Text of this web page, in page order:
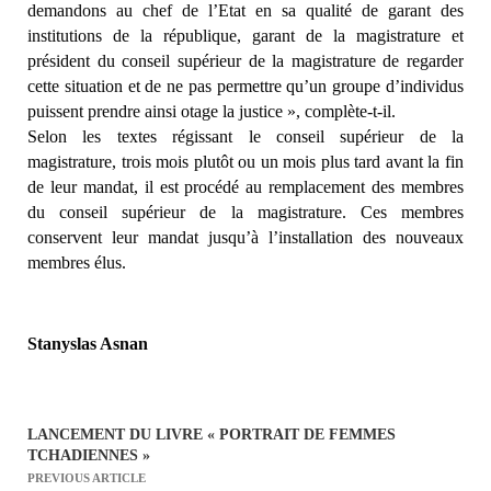
demandons au chef de l’Etat en sa qualité de garant des
institutions de la république, garant de la magistrature et
président du conseil supérieur de la magistrature de regarder
cette situation et de ne pas permettre qu’un groupe d’individus
puissent prendre ainsi otage la justice », complète-t-il.
Selon les textes régissant le conseil supérieur de la
magistrature, trois mois plutôt ou un mois plus tard avant la fin
de leur mandat, il est procédé au remplacement des membres
du conseil supérieur de la magistrature. Ces membres
conservent leur mandat jusqu’à l’installation des nouveaux
membres élus.
Stanyslas Asnan
N
a
LANCEMENT DU LIVRE « PORTRAIT DE FEMMES
TCHADIENNES »
PREVIOUS ARTICLE